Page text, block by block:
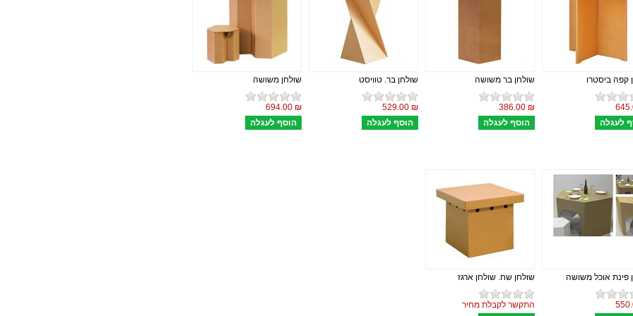
קפה ביסטרו שולחן בר משושה
₪ 386.00
שולחן בר. טוויסט
₪ 529.00
שולחן משושה
₪ 694.00
פינת אוכל משושה שולחן שח. שולחן ארגז
התקשר לקבלת מחיר